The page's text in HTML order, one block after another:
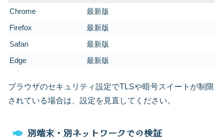
Chrome
最新版
Firefox
最新版
Safari
最新版
Edge
最新版
ブラウザのセキュリティ設定でTLSや暗号スイートが制限
されている場合は、設定を見直してください。
別端末・別ネットワークでの検証